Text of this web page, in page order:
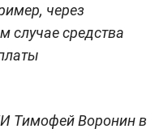
через
случае средства
Тимофей Воронин в